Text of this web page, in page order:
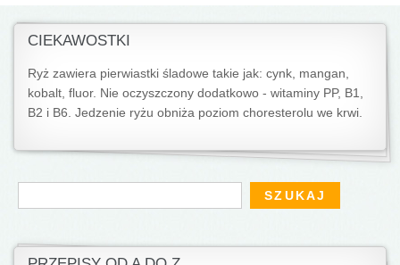
CIEKAWOSTKI
Ryż zawiera pierwiastki śladowe takie jak: cynk, mangan,
kobalt, fluor. Nie oczyszczony dodatkowo - witaminy PP, B1,
B2 i B6. Jedzenie ryżu obniża poziom choresterolu we krwi.
Formularz wyszukiwania
Szukaj